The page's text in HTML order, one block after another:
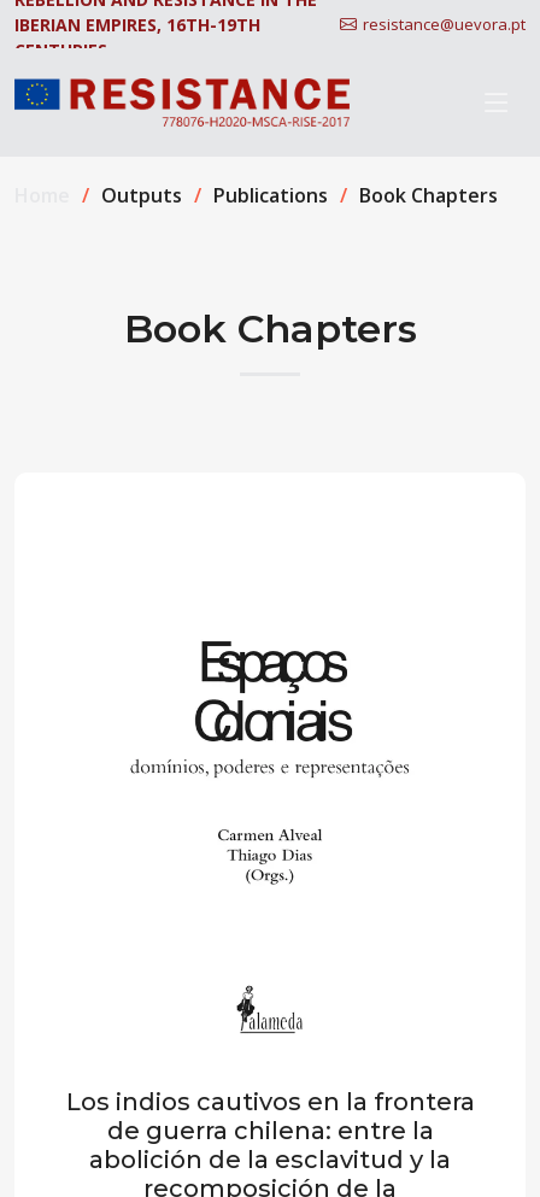
IBERIAN EMPIRES, 16TH-19TH
CENTURIES.
resistance@uevora.pt
Outputs Publications Book Chapters
Book Chapters
Los indios cautivos en la frontera
de guerra chilena: entre la
abolición de la esclavitud y la
recomposición de la